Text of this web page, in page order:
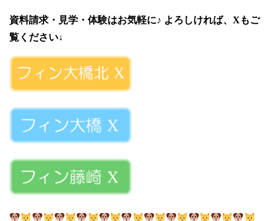
資料請求・見学・体験はお気軽に♪ よろしければ、Xもご
覧ください↓